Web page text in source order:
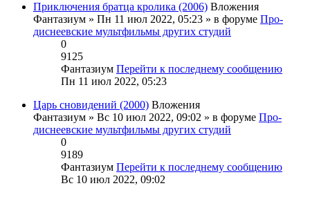
Приключения братца кролика (2006) Вложения
Фантазиум » Пн 11 июл 2022, 05:23 » в форуме Про-
диснеевские мультфильмы других студий
0
9125
Фантазиум Перейти к последнему сообщению
Пн 11 июл 2022, 05:23
Царь сновидений (2000) Вложения
Фантазиум » Вс 10 июл 2022, 09:02 » в форуме Про-
диснеевские мультфильмы других студий
0
9189
Фантазиум Перейти к последнему сообщению
Вс 10 июл 2022, 09:02